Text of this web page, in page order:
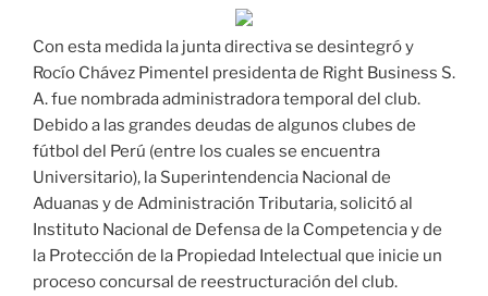
Con esta medida la junta directiva se desintegró y
Rocío Chávez Pimentel presidenta de Right Business S.
A. fue nombrada administradora temporal del club.
Debido a las grandes deudas de algunos clubes de
fútbol del Perú (entre los cuales se encuentra
Universitario), la Superintendencia Nacional de
Aduanas y de Administración Tributaria, solicitó al
Instituto Nacional de Defensa de la Competencia y de
la Protección de la Propiedad Intelectual que inicie un
proceso concursal de reestructuración del club.